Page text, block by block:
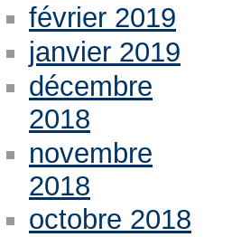
février 2019
janvier 2019
décembre
2018
novembre
2018
octobre 2018